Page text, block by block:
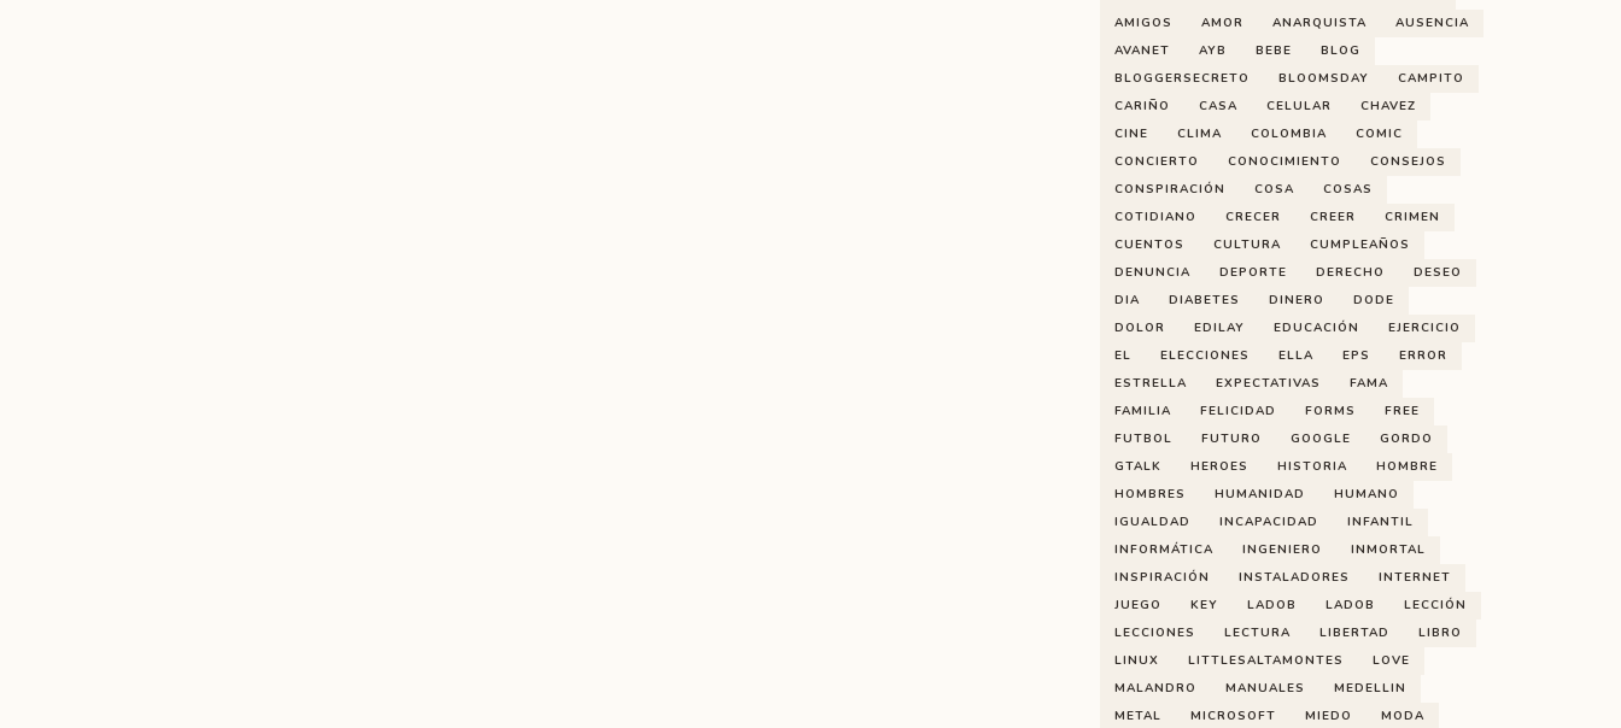
AMIGOS
AMOR ANARQUISTA
AUSENCIA
AVANET
AYB BEBE
BLOG
BLOGGERSECRETO
BLOOMSDAY
CAMPITO
CARIÑO
CASA CELULAR
CHAVEZ
CINE
CLIMA COLOMBIA
COMIC
CONCIERTO
CONOCIMIENTO
CONSEJOS
CONSPIRACIÓN
COSA
COSAS
COTIDIANO
CRECER CREER
CRIMEN
CUENTOS
CULTURA
CUMPLEAÑOS
DENUNCIA
DEPORTE DERECHO
DESEO
DIA
DIABETES DINERO
DODE
DOLOR
EDILAY EDUCACIÓN
EJERCICIO
EL
ELECCIONES ELLA EPS
ERROR
ESTRELLA
EXPECTATIVAS
FAMA
FAMILIA
FELICIDAD FORMS
FREE
FUTBOL
FUTURO GOOGLE
GORDO
GTALK
HEROES HISTORIA
HOMBRE
HOMBRES
HUMANIDAD
HUMANO
IGUALDAD
INCAPACIDAD
INFANTIL
INFORMÁTICA
INGENIERO
INMORTAL
INSPIRACIÓN
INSTALADORES
INTERNET
JUEGO
KEY LADOB LADOB
LECCIÓN
LECCIONES
LECTURA LIBERTAD
LIBRO
LINUX
LITTLESALTAMONTES
LOVE
MALANDRO
MANUALES
MEDELLIN
METAL
MICROSOFT MIEDO
MODA